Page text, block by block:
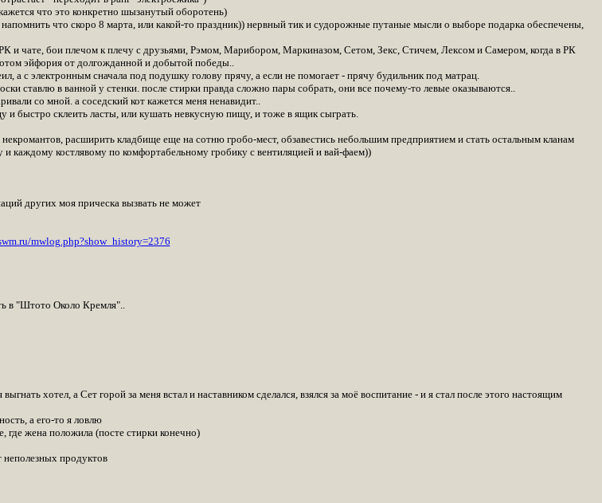
что это конкретно шызанутый оборотень)
что скоро 8 марта, или какой-то праздник)) нервный тик и судорожные путаные мысли о выборе подарка обеспечены,
РК и чате, бои плечом к плечу с друзьями, Рэмом, Марибором, Маркиназом, Сетом, Зекс, Стичем, Лексом и Самером, когда в РК
эйфория от долгожданной и добытой победы..
а с электронным сначала под подушку голову прячу, а если не помогает - прячу будильник под матрац.
ставлю в ванной у стенки. после стирки правда сложно пары собрать, они все почему-то левые оказываются..
со мной. а соседский кот кажется меня ненавидит..
быстро склеить ласты, или кушать невкусную пищу, и тоже в ящик сыграть.
расширить кладбище еще на сотню гробо-мест, обзавестись небольшим предприятием и стать остальным кланам
и каждому костлявому по комфортабельному гробику с вентиляцией и вай-фаем))
других моя прическа вызвать не может
mwlog.php?show_history=2376
в "Штото Около Кремля"..
хотел, а Сет горой за меня встал и наставником сделался, взялся за моё воспитание - и я стал после этого настоящим
а его-то я ловлю
жена положила (посте стирки конечно)
продуктов